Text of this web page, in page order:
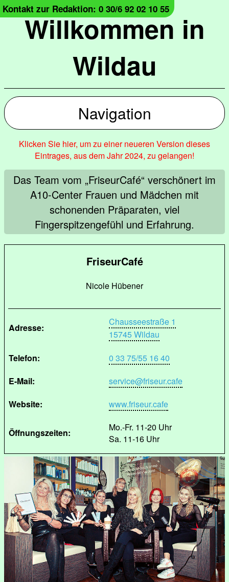
Willkommen in
Wildau
Kontakt zur Redaktion: 0 30/6 92 02 10 55
Navigation
Klicken Sie hier, um zu einer neueren Version dieses
Eintrages, aus dem Jahr 2024, zu gelangen!
Das Team vom „FriseurCafé“ verschönert im
A10-Center Frauen und Mädchen mit
schonenden Präparaten, viel
Fingerspitzengefühl und Erfahrung.
FriseurCafé
Nicole Hübener
Adresse:
Chausseestraße 1
15745 Wildau
Telefon:
0 33 75/55 16 40
E-Mail:
service@friseur.cafe
Website:
www.friseur.cafe
Öffnungszeiten:
Mo.-Fr. 11-20 Uhr
Sa. 11-16 Uhr